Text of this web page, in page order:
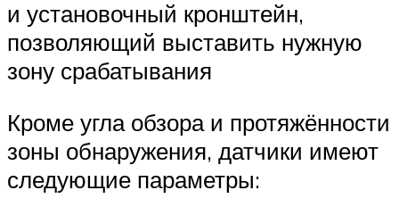
и установочный кронштейн,
позволяющий выставить нужную
зону срабатывания
Кроме угла обзора и протяжённости
зоны обнаружения, датчики имеют
следующие параметры: